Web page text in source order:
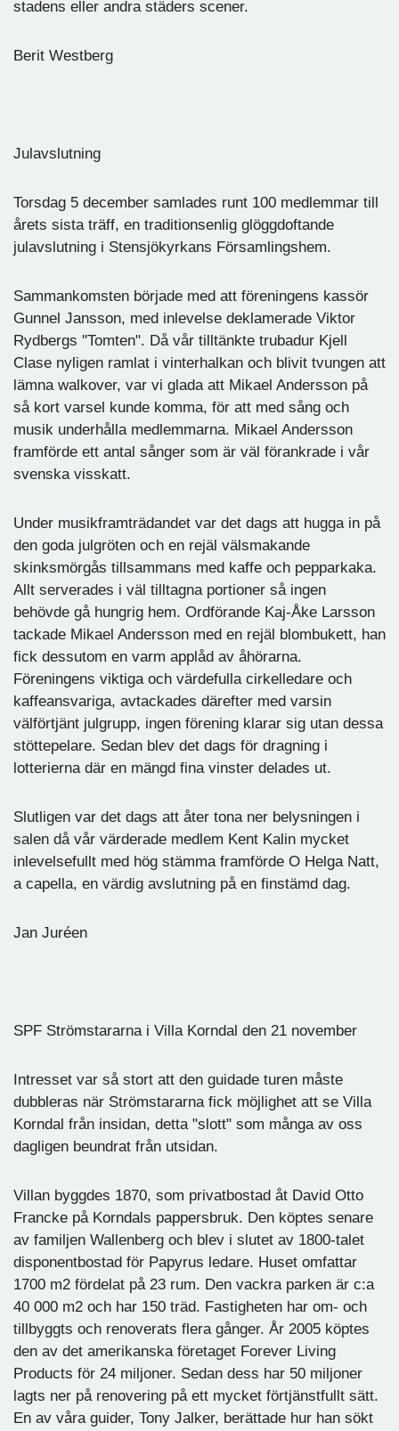
stadens eller andra städers scener.
Berit Westberg
Julavslutning
Torsdag 5 december samlades runt 100 medlemmar till
årets sista träff, en traditionsenlig glöggdoftande
julavslutning i Stensjökyrkans Församlingshem.
Sammankomsten började med att föreningens kassör
Gunnel Jansson, med inlevelse deklamerade Viktor
Rydbergs "Tomten". Då vår tilltänkte trubadur Kjell
Clase nyligen ramlat i vinterhalkan och blivit tvungen att
lämna walkover, var vi glada att Mikael Andersson på
så kort varsel kunde komma, för att med sång och
musik underhålla medlemmarna. Mikael Andersson
framförde ett antal sånger som är väl förankrade i vår
svenska visskatt.
Under musikframträdandet var det dags att hugga in på
den goda julgröten och en rejäl välsmakande
skinksmörgås tillsammans med kaffe och pepparkaka.
Allt serverades i väl tilltagna portioner så ingen
behövde gå hungrig hem. Ordförande Kaj-Åke Larsson
tackade Mikael Andersson med en rejäl blombukett, han
fick dessutom en varm applåd av åhörarna.
Föreningens viktiga och värdefulla cirkelledare och
kaffeansvariga, avtackades därefter med varsin
välförtjänt julgrupp, ingen förening klarar sig utan dessa
stöttepelare. Sedan blev det dags för dragning i
lotterierna där en mängd fina vinster delades ut.
Slutligen var det dags att åter tona ner belysningen i
salen då vår värderade medlem Kent Kalin mycket
inlevelsefullt med hög stämma framförde O Helga Natt,
a capella, en värdig avslutning på en finstämd dag.
Jan Juréen
SPF Strömstararna i Villa Korndal den 21 november
Intresset var så stort att den guidade turen måste
dubbleras när Strömstararna fick möjlighet att se Villa
Korndal från insidan, detta "slott" som många av oss
dagligen beundrat från utsidan.
Villan byggdes 1870, som privatbostad åt David Otto
Francke på Korndals pappersbruk. Den köptes senare
av familjen Wallenberg och blev i slutet av 1800-talet
disponentbostad för Papyrus ledare. Huset omfattar
1700 m2 fördelat på 23 rum. Den vackra parken är c:a
40 000 m2 och har 150 träd. Fastigheten har om- och
tillbyggts och renoverats flera gånger. År 2005 köptes
den av det amerikanska företaget Forever Living
Products för 24 miljoner. Sedan dess har 50 miljoner
lagts ner på renovering på ett mycket förtjänstfullt sätt.
En av våra guider, Tony Jalker, berättade hur han sökt